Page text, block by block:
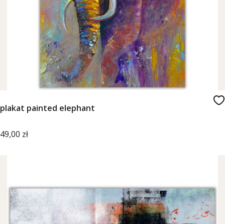
plakat painted elephant
Cena
49,00 zł